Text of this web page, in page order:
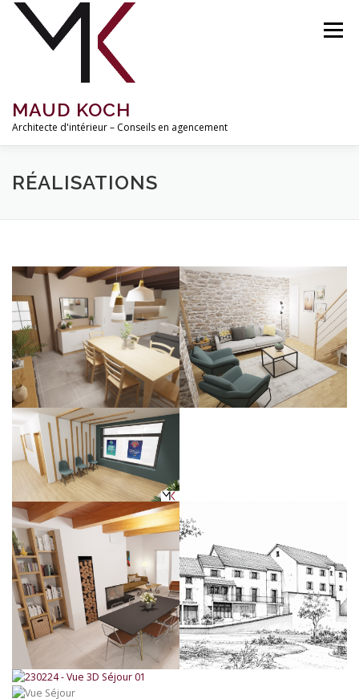
Aller
MAUD KOCH
Architecte d'intérieur – Conseils en agencement
Menu
ACCUEIL À PROPOS
CONTACT
RÉALISATIONS